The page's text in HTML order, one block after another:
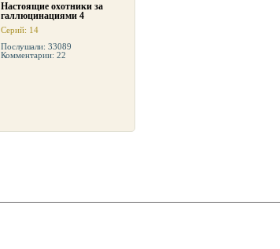
Настоящие охотники за
галлюцинациями 4
Серий: 14
Послушали: 33089
Комментарии: 22